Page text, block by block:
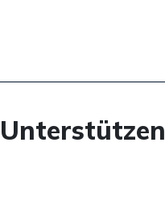
Unterstützen